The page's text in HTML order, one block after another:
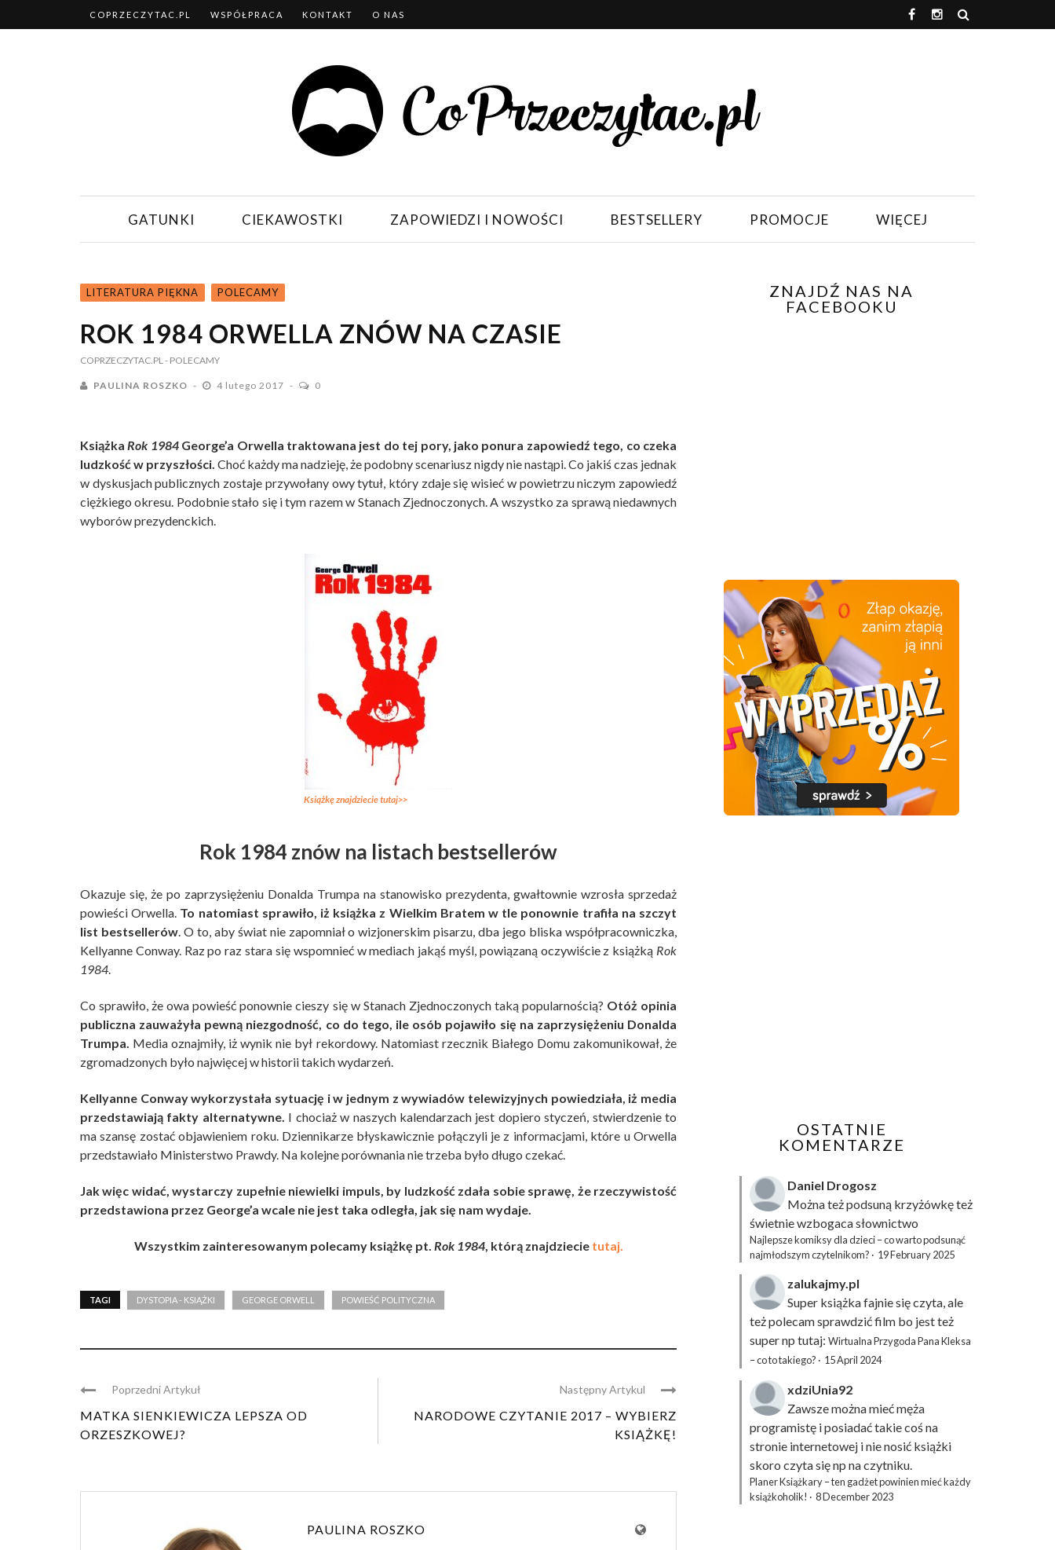
COPRZECZYTAC.PL WSPÓŁPRACA KONTAKT O NAS
GATUNKI CIEKAWOSTKI ZAPOWIEDZI I NOWOŚCI BESTSELLERY PROMOCJE WIĘCEJ
LITERATURA PIĘKNA POLECAMY
ROK 1984 ORWELLA ZNÓW NA CZASIE
COPRZECZYTAC.PL- POLECAMY
PAULINA ROSZKO 4 lutego 2017 0
KsiążkaRok 1984George’a Orwella traktowana jest do tej pory, jako ponura zapowiedź tego, co czeka
ludzkość w przyszłości. Choć każdy ma nadzieję, że podobny scenariusz nigdy nie nastąpi. Co jakiś czas jednak
w dyskusjach publicznych zostaje przywołany owy tytuł, który zdaje się wisieć w powietrzu niczym zapowiedź
ciężkiego okresu. Podobnie stało się i tym razem w Stanach Zjednoczonych. A wszystko za sprawą niedawnych
wyborów prezydenckich.
Książkę znajdziecie tutaj>>
Rok 1984 znów na listach bestsellerów
Okazuje się, że po zaprzysiężeniu Donalda Trumpa na stanowisko prezydenta, gwałtownie wzrosła sprzedaż
powieści Orwella. To natomiast sprawiło, iż książka z Wielkim Bratem w tle ponownie trafiła na szczyt
list bestsellerów. O to, aby świat nie zapomniał o wizjonerskim pisarzu, dba jego bliska współpracowniczka,
Kellyanne Conway. Raz po raz stara się wspomnieć w mediach jakąś myśl, powiązaną oczywiście z książką Rok
1984
Co sprawiło, że owa powieść ponownie cieszy się w Stanach Zjednoczonych taką popularnością? Otóż opinia
publiczna zauważyła pewną niezgodność, co do tego, ile osób pojawiło się na zaprzysiężeniu Donalda
Trumpa. Media oznajmiły, iż wynik nie był rekordowy. Natomiast rzecznik Białego Domu zakomunikował, że
zgromadzonych było najwięcej w historii takich wydarzeń.
Kellyanne Conway wykorzystała sytuację i w jednym z wywiadów telewizyjnych powiedziała, iż media
przedstawiają fakty alternatywne. I chociaż w naszych kalendarzach jest dopiero styczeń, stwierdzenie to
ma szansę zostać objawieniem roku. Dziennikarze błyskawicznie połączyli je z informacjami, które u Orwella
przedstawiało Ministerstwo Prawdy. Na kolejne porównania nie trzeba było długo czekać.
Jak więc widać, wystarczy zupełnie niewielki impuls, by ludzkość zdała sobie sprawę, że rzeczywistość
przedstawiona przez George’a wcale nie jest taka odległa, jak się nam wydaje.
Wszystkim zainteresowanym polecamy książkę pt. Rok 1984, którą znajdziecie tutaj.
TAGI DYSTOPIA - KSIĄŻKI GEORGE ORWELL POWIEŚĆ POLITYCZNA
Poprzedni Artykuł
MATKA SIENKIEWICZA LEPSZA OD
ORZESZKOWEJ?
Następny Artykul
NARODOWE CZYTANIE 2017 – WYBIERZ
KSIĄŻKĘ!
PAULINA ROSZKO
ZNAJDŹ NAS NA
FACEBOOKU
OSTATNIE
KOMENTARZE
Daniel Drogosz
Można też podsuną krzyżówkęteż
świetnie wzbogaca słownictwo
Najlepsze komiksy dla dzieci – co warto podsunąć
najmłodszym czytelnikom? · 19 February 2025
zalukajmy.pl
Super książka fajnie się czyta, ale
też polecam sprawdzić film bo jest też
super np tutaj: Wirtualna Przygoda Pana Kleksa
– co to takiego? · 15 April 2024
xdziUnia92
Zawsze można mieć męża
programistę i posiadać takie coś na
stronie internetowej i nie nosić książki
skoro czyta się np na czytniku.
Planer Książkary – ten gadżet powinien mieć każdy
książkoholik! · 8 December 2023